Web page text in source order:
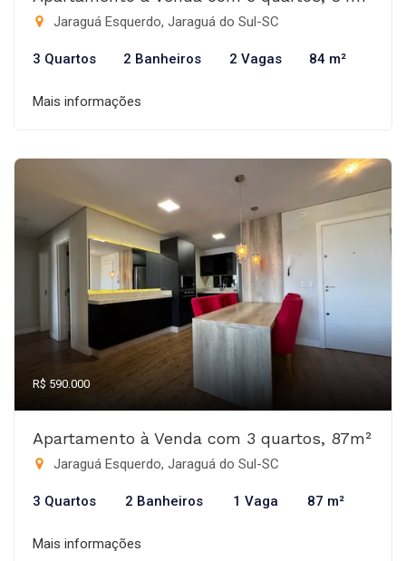
Jaraguá Esquerdo, Jaraguá do Sul-SC
3 Quartos 2 Banheiros 2 Vagas 84 m²
Mais informações
R$ 590.000
Apartamento à Venda com 3 quartos, 87m²
Jaraguá Esquerdo, Jaraguá do Sul-SC
3 Quartos 2 Banheiros 1 Vaga 87 m²
Mais informações